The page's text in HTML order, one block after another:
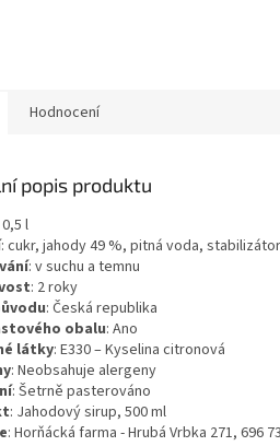
Hodnocení
popis produktu
0,5 l
: cukr, jahody 49 %, pitná voda,
: v suchu a temnu
: 2 roky
: Česká republika
obalu: Ano
látky: E330 – Kyselina citronová
: Neobsahuje alergeny
: Šetrně pasterováno
: Jahodový sirup, 500 ml
: Horňácká farma - Hrubá Vrbka 271, 696 73